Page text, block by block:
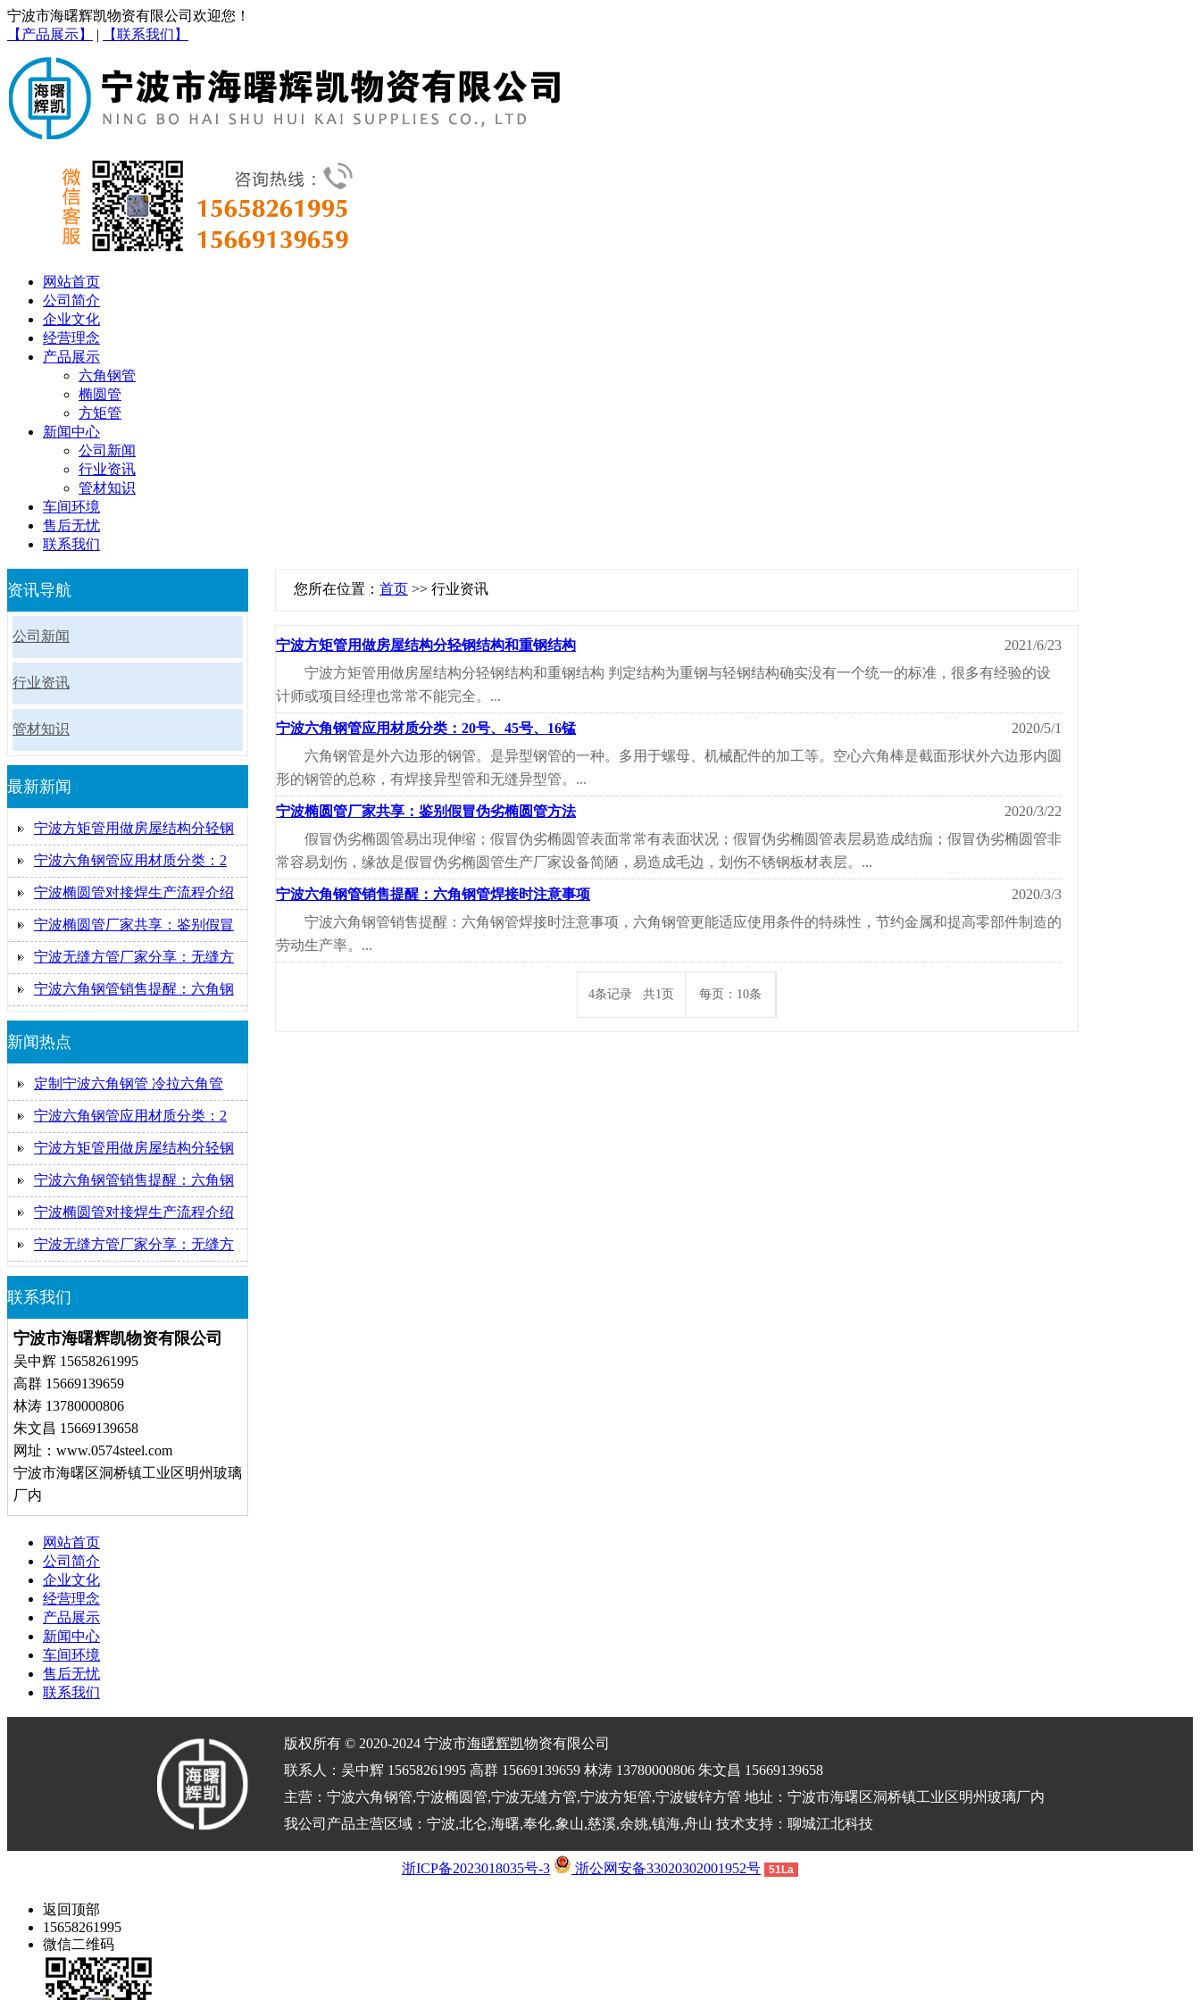
宁波市海曙辉凯物资有限公司欢迎您！
【产品展示】
| 【联系我们】
网站首页
公司简介
企业文化
经营理念
产品展示
六角钢管
椭圆管
方矩管
新闻中心
公司新闻
行业资讯
管材知识
车间环境
售后无忧
联系我们
资讯导航
公司新闻
行业资讯
管材知识
最新新闻
宁波方矩管用做房屋结构分轻钢
宁波六角钢管应用材质分类：2
宁波椭圆管对接焊生产流程介绍
宁波椭圆管厂家共享：鉴别假冒
宁波无缝方管厂家分享：无缝方
宁波六角钢管销售提醒：六角钢
新闻热点
定制宁波六角钢管 冷拉六角管
宁波六角钢管应用材质分类：2
宁波方矩管用做房屋结构分轻钢
宁波六角钢管销售提醒：六角钢
宁波椭圆管对接焊生产流程介绍
宁波无缝方管厂家分享：无缝方
联系我们
宁波市海曙辉凯物资有限公司
吴中辉 15658261995
高群 15669139659
林涛 13780000806
朱文昌 15669139658
网址：www.0574steel.com
宁波市海曙区洞桥镇工业区明州玻璃
厂内
您所在位置： 首页 >> 行业资讯
宁波方矩管用做房屋结构分轻钢结构和重钢结构
2021/6/23
宁波方矩管用做房屋结构分轻钢结构和重钢结构 判定结构为重钢与轻钢结构确实没有一个统一的标准，很多有经验的设
计师或项目经理也常常不能完全。...
宁波六角钢管应用材质分类：20号、45号、16锰
2020/5/1
六角钢管是外六边形的钢管。是异型钢管的一种。多用于螺母、机械配件的加工等。空心六角棒是截面形状外六边形内圆
形的钢管的总称，有焊接异型管和无缝异型管。...
宁波椭圆管厂家共享：鉴别假冒伪劣椭圆管方法
2020/3/22
假冒伪劣椭圆管易出現伸缩；假冒伪劣椭圆管表面常常有表面状况；假冒伪劣椭圆管表层易造成结痂；假冒伪劣椭圆管非
常容易划伤，缘故是假冒伪劣椭圆管生产厂家设备简陋，易造成毛边，划伤不锈钢板材表层。...
宁波六角钢管销售提醒：六角钢管焊接时注意事项
2020/3/3
宁波六角钢管销售提醒：六角钢管焊接时注意事项，六角钢管更能适应使用条件的特殊性，节约金属和提高零部件制造的
劳动生产率。...
4条记录 共1页 每页：10条
网站首页
公司简介
企业文化
经营理念
产品展示
新闻中心
车间环境
售后无忧
联系我们
版权所有 © 2020-2024 宁波市海曙辉凯物资有限公司
联系人：吴中辉 15658261995 高群 15669139659 林涛 13780000806 朱文昌 15669139658
主营：宁波六角钢管,宁波椭圆管,宁波无缝方管,宁波方矩管,宁波镀锌方管 地址：宁波市海曙区洞桥镇工业区明州玻璃厂内
我公司产品主营区域：宁波,北仑,海曙,奉化,象山,慈溪,余姚,镇海,舟山 技术支持：聊城江北科技
浙ICP备2023018035号-3 浙公网安备33020302001952号 51La
返回顶部
15658261995
微信二维码